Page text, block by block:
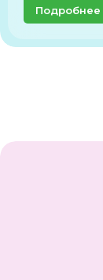
Подробнее